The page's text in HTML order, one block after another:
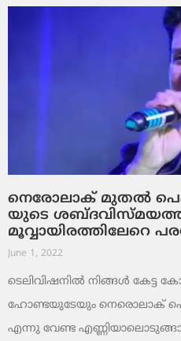
നെരോലാക് മുതല്‍
യുടെ
മൂവ്വായിരത്തിലേറെ
June 1, 2022
ടെലിവിഷനില്‍ നിങ്ങള്‍ കേട്ട
ഹോണ്ടയുടേയും നെരൊലാക്
എന്നു വേണ്ട